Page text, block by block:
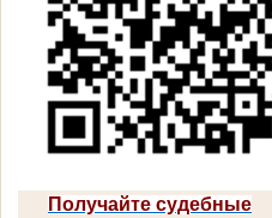
Получайте судебные